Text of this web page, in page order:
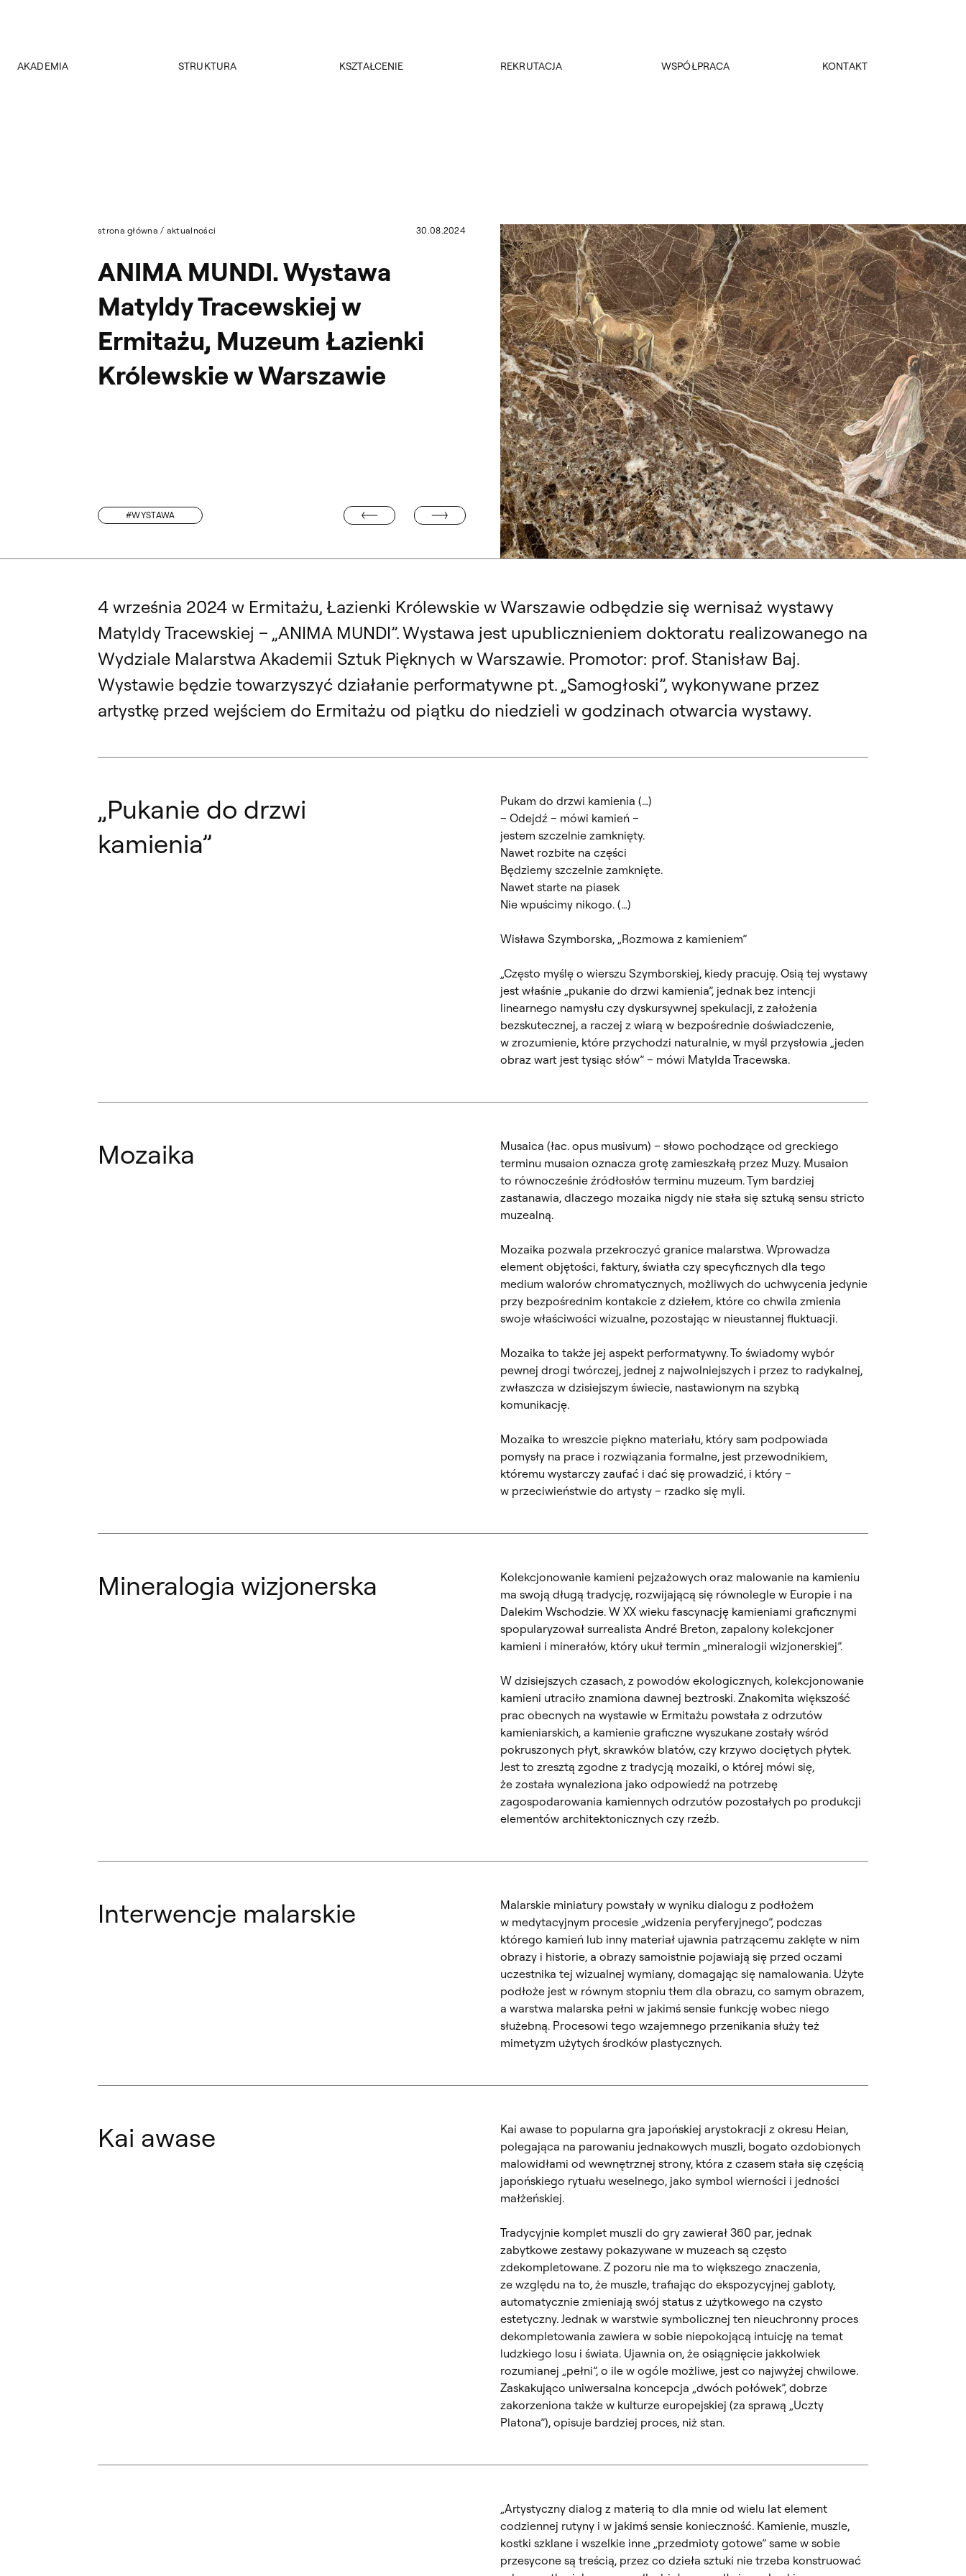
AKADEMIA STRUKTURA KSZTAŁCENIE REKRUTACJA WSPÓŁPRACA KONTAKT
strona główna / aktualności 30.08.2024
ANIMA MUNDI. Wystawa
Matyldy Tracewskiej w
Ermitażu, Muzeum Łazienki
Królewskie w Warszawie
#WYSTAWA
WYDZIAŁ ARCHITEKTURY WNĘTRZ: REKRUTACJA NA STUDIA NIESTACJONARNE I I II STOPNIA
„MATERIE I KOSTIUMY”. WYSTAWA PRACOWNI PROJEKTOWANIA KOSTIUMU I PRZESTRZENI SCENICZNEJ W ERMITAŻU, MUZEUM
„ANIMA MUNDI”. Wystawa Matyldy Tracewskiej. Ermitaż, Muzeum Łazienki Królewskie w Warszawie, 5-15
września 2024. Materiały organizatora
4 września 2024 w Ermitażu, Łazienki Królewskie w Warszawie odbędzie się wernisaż wystawy
Matyldy Tracewskiej – „ANIMA MUNDI”. Wystawa jest upublicznieniem doktoratu realizowanego na
Wydziale Malarstwa Akademii Sztuk Pięknych w Warszawie. Promotor: prof. Stanisław Baj.
Wystawie będzie towarzyszyć działanie performatywne pt. „Samogłoski”, wykonywane przez
artystkę przed wejściem do Ermitażu od piątku do niedzieli w godzinach otwarcia wystawy.
„Pukanie do drzwi
kamienia”
Pukam do drzwi kamienia (…)
– Odejdź – mówi kamień –
jestem szczelnie zamknięty.
Nawet rozbite na części
Będziemy szczelnie zamknięte.
Nawet starte na piasek
Nie wpuścimy nikogo. (…)
Wisława Szymborska, „Rozmowa z kamieniem”
„Często myślę o wierszu Szymborskiej, kiedy pracuję. Osią tej wystawy
jest właśnie „pukanie do drzwi kamienia”, jednak bez intencji
linearnego namysłu czy dyskursywnej spekulacji, z założenia
bezskutecznej, a raczej z wiarą w bezpośrednie doświadczenie,
w zrozumienie, które przychodzi naturalnie, w myśl przysłowia „jeden
obraz wart jest tysiąc słów” – mówi Matylda Tracewska.
Mozaika
Musaica (łac. opus musivum) – słowo pochodzące od greckiego
terminu musaion oznacza grotę zamieszkałą przez Muzy. Musaion
to równocześnie źródłosłów terminu muzeum. Tym bardziej
zastanawia, dlaczego mozaika nigdy nie stała się sztuką sensu stricto
muzealną.
Mozaika pozwala przekroczyć granice malarstwa. Wprowadza
element objętości, faktury, światła czy specyficznych dla tego
medium walorów chromatycznych, możliwych do uchwycenia jedynie
przy bezpośrednim kontakcie z dziełem, które co chwila zmienia
swoje właściwości wizualne, pozostając w nieustannej fluktuacji.
Mozaika to także jej aspekt performatywny. To świadomy wybór
pewnej drogi twórczej, jednej z najwolniejszych i przez to radykalnej,
zwłaszcza w dzisiejszym świecie, nastawionym na szybką
komunikację.
Mozaika to wreszcie piękno materiału, który sam podpowiada
pomysły na prace i rozwiązania formalne, jest przewodnikiem,
któremu wystarczy zaufać i dać się prowadzić, i który –
w przeciwieństwie do artysty – rzadko się myli.
Mineralogia wizjonerska
Kolekcjonowanie kamieni pejzażowych oraz malowanie na kamieniu
ma swoją długą tradycję, rozwijającą się równolegle w Europie i na
Dalekim Wschodzie. W XX wieku fascynację kamieniami graficznymi
spopularyzował surrealista André Breton, zapalony kolekcjoner
kamieni i minerałów, który ukuł termin „mineralogii wizjonerskiej”.
W dzisiejszych czasach, z powodów ekologicznych, kolekcjonowanie
kamieni utraciło znamiona dawnej beztroski. Znakomita większość
prac obecnych na wystawie w Ermitażu powstała z odrzutów
kamieniarskich, a kamienie graficzne wyszukane zostały wśród
pokruszonych płyt, skrawków blatów, czy krzywo dociętych płytek.
Jest to zresztą zgodne z tradycją mozaiki, o której mówi się,
że została wynaleziona jako odpowiedź na potrzebę
zagospodarowania kamiennych odrzutów pozostałych po produkcji
elementów architektonicznych czy rzeźb.
Interwencje malarskie
Malarskie miniatury powstały w wyniku dialogu z podłożem
w medytacyjnym procesie „widzenia peryferyjnego”, podczas
którego kamień lub inny materiał ujawnia patrzącemu zaklęte w nim
obrazy i historie, a obrazy samoistnie pojawiają się przed oczami
uczestnika tej wizualnej wymiany, domagając się namalowania. Użyte
podłoże jest w równym stopniu tłem dla obrazu, co samym obrazem,
a warstwa malarska pełni w jakimś sensie funkcję wobec niego
służebną. Procesowi tego wzajemnego przenikania służy też
mimetyzm użytych środków plastycznych.
Kai awase
Kai awase to popularna gra japońskiej arystokracji z okresu Heian,
polegająca na parowaniu jednakowych muszli, bogato ozdobionych
malowidłami od wewnętrznej strony, która z czasem stała się częścią
japońskiego rytuału weselnego, jako symbol wierności i jedności
małżeńskiej.
Tradycyjnie komplet muszli do gry zawierał 360 par, jednak
zabytkowe zestawy pokazywane w muzeach są często
zdekompletowane. Z pozoru nie ma to większego znaczenia,
ze względu na to, że muszle, trafiając do ekspozycyjnej gabloty,
automatycznie zmieniają swój status z użytkowego na czysto
estetyczny. Jednak w warstwie symbolicznej ten nieuchronny proces
dekompletowania zawiera w sobie niepokojącą intuicję na temat
ludzkiego losu i świata. Ujawnia on, że osiągnięcie jakkolwiek
rozumianej „pełni”, o ile w ogóle możliwe, jest co najwyżej chwilowe.
Zaskakująco uniwersalna koncepcja „dwóch połówek”, dobrze
zakorzeniona także w kulturze europejskiej (za sprawą „Uczty
Platona”), opisuje bardziej proces, niż stan.
„Artystyczny dialog z materią to dla mnie od wielu lat element
codziennej rutyny i w jakimś sensie konieczność. Kamienie, muszle,
kostki szklane i wszelkie inne „przedmioty gotowe” same w sobie
przesycone są treścią, przez co dzieła sztuki nie trzeba konstruować